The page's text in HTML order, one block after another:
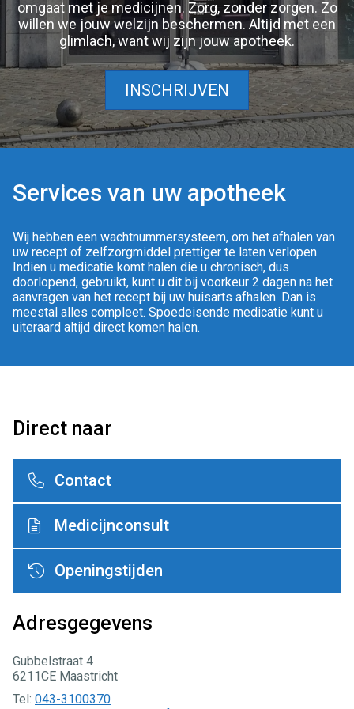
omgaat met je medicijnen. Zorg, zonder zorgen. Zo
willen we jouw welzijn beschermen. Altijd met een
glimlach, want wij zijn jouw apotheek.
INSCHRIJVEN
Services van uw apotheek
Wij hebben een wachtnummersysteem, om het afhalen van
uw recept of zelfzorgmiddel prettiger te laten verlopen.
Indien u medicatie komt halen die u chronisch, dus
doorlopend, gebruikt, kunt u dit bij voorkeur 2 dagen na het
aanvragen van het recept bij uw huisarts afhalen. Dan is
meestal alles compleet. Spoedeisende medicatie kunt u
uiteraard altijd direct komen halen.
Direct naar
Contact
Medicijnconsult
Openingstijden
Adresgegevens
Gubbelstraat 4
6211CE Maastricht
Tel: 043-3100370